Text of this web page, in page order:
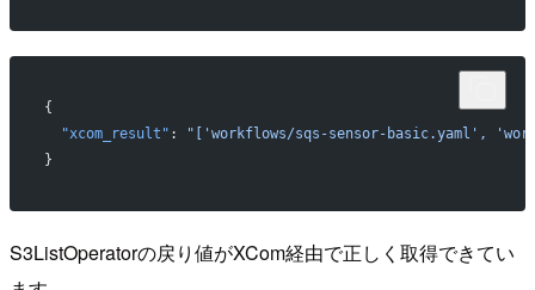
{
  "xcom_result"
:
"['workflows/sqs-sensor-basic.yaml',
}
S3ListOperatorの戻り値がXCom経由で正しく取得できてい